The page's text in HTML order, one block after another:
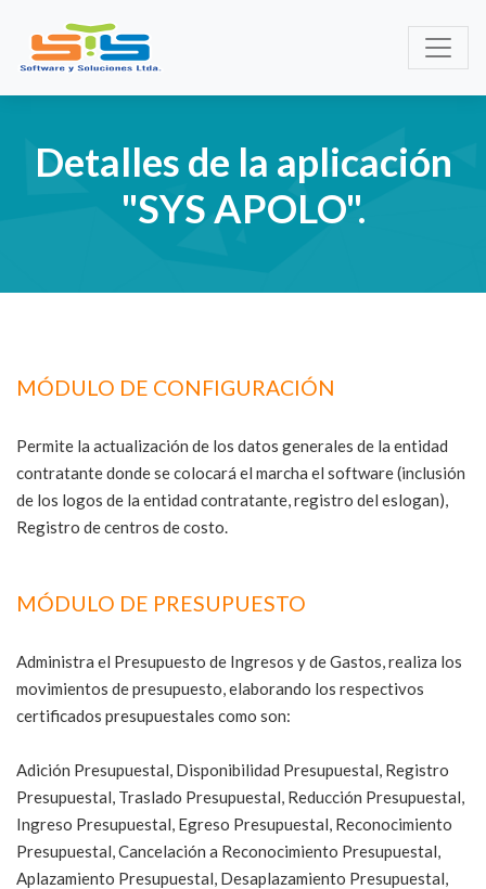
Detalles de la aplicación
"SYS APOLO".
MÓDULO DE CONFIGURACIÓN
Permite la actualización de los datos generales de la entidad
contratante donde se colocará el marcha el software (inclusión
de los logos de la entidad contratante, registro del eslogan),
Registro de centros de costo.
MÓDULO DE PRESUPUESTO
Administra el Presupuesto de Ingresos y de Gastos, realiza los
movimientos de presupuesto, elaborando los respectivos
certificados presupuestales como son:
Adición Presupuestal, Disponibilidad Presupuestal, Registro
Presupuestal, Traslado Presupuestal, Reducción Presupuestal,
Ingreso Presupuestal, Egreso Presupuestal, Reconocimiento
Presupuestal, Cancelación a Reconocimiento Presupuestal,
Aplazamiento Presupuestal, Desaplazamiento Presupuestal,